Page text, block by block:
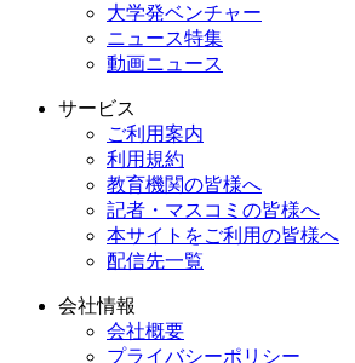
大学発ベンチャー
ニュース特集
動画ニュース
サービス
ご利用案内
利用規約
教育機関の皆様へ
記者・マスコミの皆様へ
本サイトをご利用の皆様へ
配信先一覧
会社情報
会社概要
プライバシーポリシー